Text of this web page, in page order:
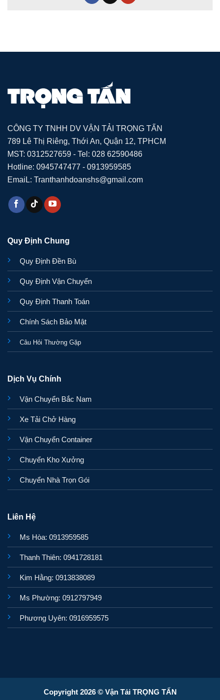
CÔNG TY TNHH DV VẬN TẢI TRỌNG TẤN
789 Lê Thị Riêng, Thới An, Quận 12, TPHCM
MST: 0312527659 - Tel: 028 62590486
Hotline: 0945747477 - 0913959585
EmaiL: Tranthanhdoanshs@gmail.com
Quy Định Chung
Quy Định Đền Bù
Quy Định Vận Chuyển
Quy Định Thanh Toán
Chính Sách Bảo Mật
Câu Hỏi Thường Gặp
Dịch Vụ Chính
Vận Chuyển Bắc Nam
Xe Tải Chở Hàng
Vận Chuyển Container
Chuyển Kho Xưởng
Chuyển Nhà Trọn Gói
Liên Hệ
Ms Hòa: 0913959585
Thanh Thiên: 0941728181
Kim Hằng: 0913838089
Ms Phường: 0912797949
Phương Uyên: 0916959575
Copyright 2026 © Vận Tải TRỌNG TẤN